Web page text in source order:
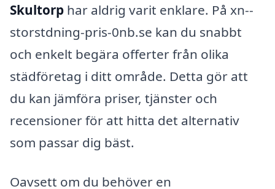
Skultorp har aldrig varit enklare. På xn--
storstdning-pris-0nb.se kan du snabbt
och enkelt begära offerter från olika
städföretag i ditt område. Detta gör att
du kan jämföra priser, tjänster och
recensioner för att hitta det alternativ
som passar dig bäst.
Oavsett om du behöver en